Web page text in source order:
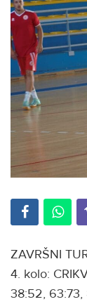
ZAVRŠNI
4. kolo:
38:52, 63:73,